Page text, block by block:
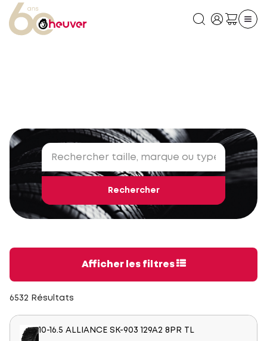
Rechercher
Afficher les filtres
6532 Résultats
10-16.5 ALLIANCE SK-903 129A2 8PR TL